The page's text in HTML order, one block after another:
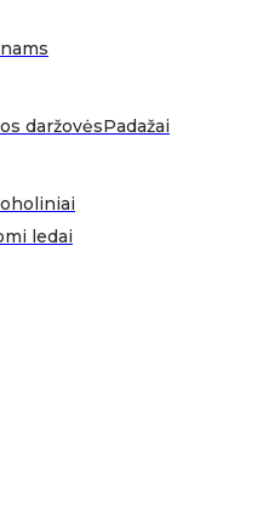
daržovėsPadažai
ledai